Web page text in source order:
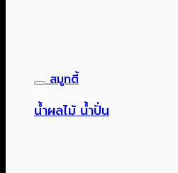
สมูทตี้
น้ำผลไม้ น้ำปั่น